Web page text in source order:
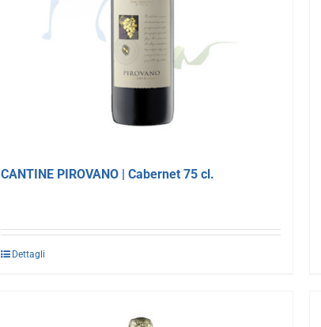
CANTINE PIROVANO | Cabernet 75 cl.
Dettagli